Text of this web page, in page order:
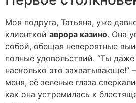
Моя подруга, Татьяна, уже
клиенткой аврора казино. Она
собой, обещая невероятные
полные удовольствий. “Ты
насколько это захватывающе!”
меня, её зеленые глаза
как она устремилась к